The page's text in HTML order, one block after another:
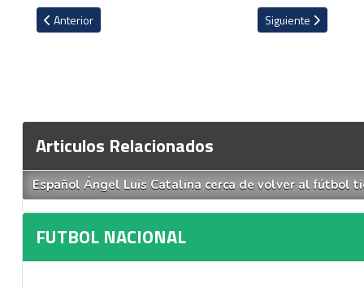
Artículo anterior: Equipo tico tiene todo muy adelantado para
Anterior Artículo siguiente:
Siguiente
Articulos Relacionados
Español Ángel Luis Catalina cerca de volver al fútbol
FUTBOL NACIONAL